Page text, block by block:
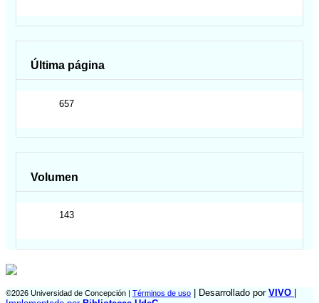
Última página
657
Volumen
143
©2026 Universidad de Concepción | Términos de uso | Desarrollado por VIVO